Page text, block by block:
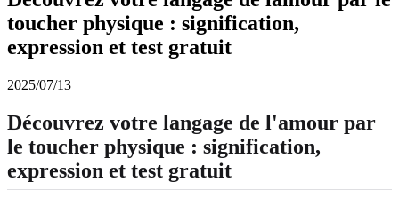
toucher physique : signification,
expression et test gratuit
2025/07/13
Découvrez votre langage de l'amour par
le toucher physique : signification,
expression et test gratuit